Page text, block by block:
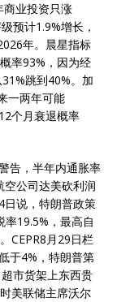
商业投资只涨
预计1.9%增长，
年。晨星指标
率93%，因为经
跳到40%。加
一两年可能
个月衰退概率
告，半年内通胀率
空公司达美砍利润
日说，特朗普政策
19.5%，最高自
CEPR8月29日栏
于4%，特朗普第
市货架上东西贵
美联储主席沃尔